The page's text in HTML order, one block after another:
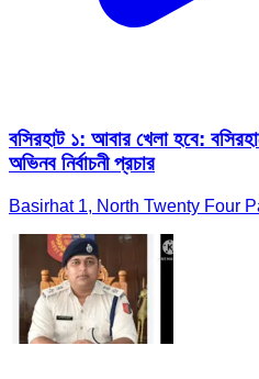
বসিরহাট ১: আবার খেলা হবে:
অভিনব নির্বাচনী প্রচার
Basirhat 1, North Twenty Four